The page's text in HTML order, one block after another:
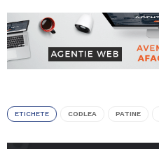
ETICHETE CODLEA PATINE